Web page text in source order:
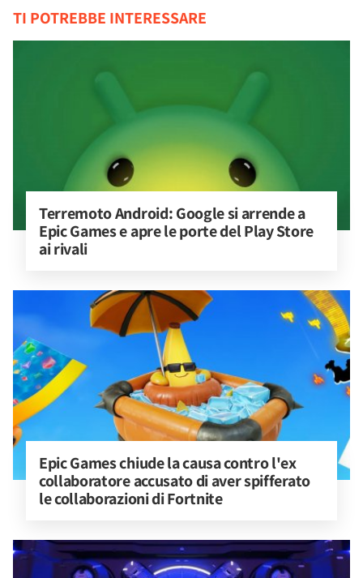
TI POTREBBE INTERESSARE
Terremoto Android: Google si arrende a
Epic Games e apre le porte del Play Store
ai rivali
Epic Games chiude la causa contro l'ex
collaboratore accusato di aver spifferato
le collaborazioni di Fortnite